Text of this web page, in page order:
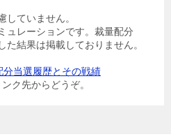
ていません。
レーションです。裁量配分
結果は掲載しておりません。
分当選履歴とその戦績
ク先からどうぞ。